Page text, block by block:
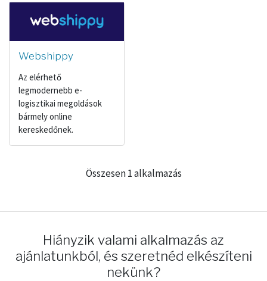
Webshippy
Az elérhető
legmodernebb e-
logisztikai megoldások
bármely online
kereskedőnek.
Összesen 1 alkalmazás
Hiányzik valami alkalmazás az
ajánlatunkból, és szeretnéd elkészíteni
nekünk?